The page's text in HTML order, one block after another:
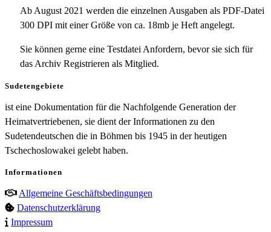
Ab August 2021 werden die einzelnen Ausgaben als PDF-Datei
300 DPI mit einer Größe von ca. 18mb je Heft angelegt.
Sie können gerne eine Testdatei Anfordern, bevor sie sich für
das Archiv Registrieren als Mitglied.
Sudetengebiete
ist eine Dokumentation für die Nachfolgende Generation der
Heimatvertriebenen, sie dient der Informationen zu den
Sudetendeutschen die in Böhmen bis 1945 in der heutigen
Tschechoslowakei gelebt haben.
Informationen
Allgemeine Geschäftsbedingungen
Datenschutzerklärung
Impressum